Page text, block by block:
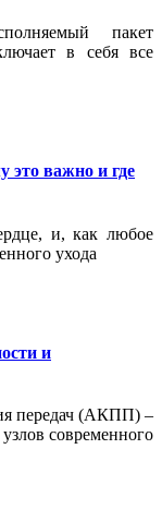
пакет
в себя все
это важно и где
и, как любое
ухода
и
передач (АКПП) –
современного